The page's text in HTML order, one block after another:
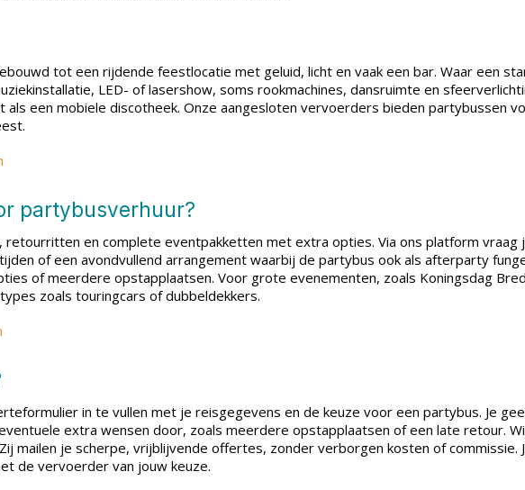
tot een rijdende feestlocatie met geluid, licht en vaak een bar. Waar een
LED- of lasershow, soms rookmachines, dansruimte en
als een mobiele discotheek. Onze aangesloten vervoerders bieden partybussen
partybusverhuur?
retourritten en complete eventpakketten met extra opties. Via ons platform
of een avondvullend arrangement waarbij de partybus ook als afterparty
of meerdere opstapplaatsen. Voor grote evenementen, zoals Koningsdag
zoals touringcars of dubbeldekkers.
in te vullen met je reisgegevens en de keuze voor een partybus. Je
extra wensen door, zoals meerdere opstapplaatsen of een late retour.
mailen je scherpe, vrijblijvende offertes, zonder verborgen kosten of
de vervoerder van jouw keuze.